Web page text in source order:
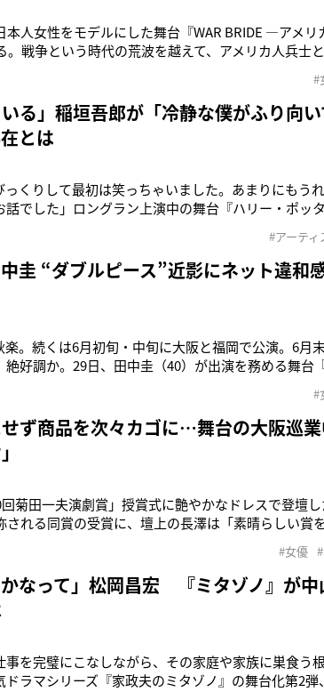
人女性をモデルにした舞台『WAR BRIDE ―アメリ
戦争という時代の荒波を越えて、アメリカ人兵士
。「出身地の福岡が原爆資料館のある長崎に近いこ#
る」稲垣吾郎が「冷静な僕がふり向
とは
っくりして最初は笑っちゃいました。あまりにもう
でした」ロングラン上演中の舞台『ハリー・ポッ
偉大な作品。プレッシャーももちろんありますけど
#アーティ
中圭 “ダブルピース”近影にネット違
。続くは6月初旬・中旬に大阪と福岡で公演。6月
好調か。29日、田中圭（40）が出演を務める舞台
れています。公式アカウントが提供する舞台上の写#
ず商品を次々カゴに…舞台の大阪巡
菊田一夫演劇賞」授賞式に艶やかなドレスで登壇
される同賞の受賞に、壇上の長澤は「素晴らしい賞
ダブル主演で舞台『おどる夫婦』に出演中。その大
#女優
かなって」松岡昌宏 『ミタゾノ』が
を完璧にこなしながら、その家庭や家族に巣食う
ラマシリーズ『家政夫のミタゾノ』の舞台化第2弾